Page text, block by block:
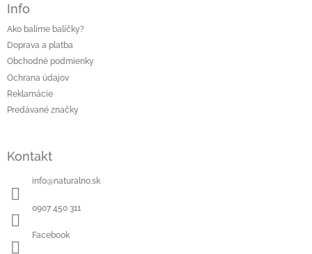
Info
Ako balíme balíčky?
Doprava a platba
Obchodné podmienky
Ochrana údajov
Reklamácie
Predávané značky
Kontakt
info@naturalno.sk
0907 450 311
Facebook